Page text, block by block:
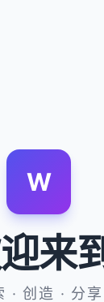
W
来
· 创造 · 分享